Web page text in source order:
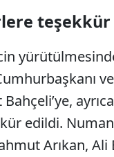
teşekkür
Bahçeli’ye,
edildi.
Arıkan, Ali